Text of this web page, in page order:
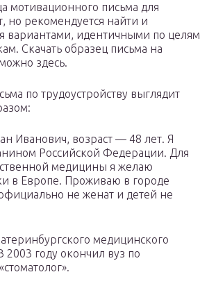
мотивационного письма для
но рекомендуется найти и
вариантами, идентичными по целям
Скачать образец письма на
здесь.
по трудоустройству выглядит
Иванович, возраст — 48 лет. Я
Российской Федерации. Для
медицины я желаю
в Европе. Проживаю в городе
не женат и детей не
медицинского
2003 году окончил вуз по